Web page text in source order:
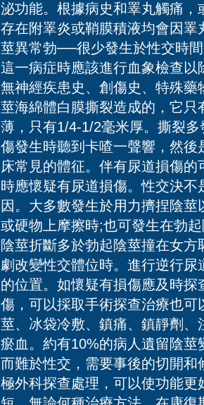
泌功能。根據病史和睪丸觸痛
存在附睪炎或鞘膜積液均會因
莖異常勃──很少發生於性交時
這一病症時應該進行血象檢查
無神經疾患史、創傷史、特殊
莖海綿體白膜撕裂造成的，它
薄，只有1/4-1/2毫米厚。撕裂
傷發生時聽到卡喳一聲響，然
床常見的體征。伴有尿道損傷
時應懷疑有尿道損傷。性交決
因。大多數發生於用力擠捏陰
或硬物上摩擦時;也可發生在勃
陰莖折斷多於勃起陰莖撞在女
劇改變性交體位時。進行逆行
的位置。如懷疑有損傷應及時
傷，可以採取手術探查治療也
莖、冰袋冷敷、鎮痛、鎮靜劑
瘀血。約有10%的病人遺留陰
而難於性交，需要事後的切開
極外科探查處理，可以使功能